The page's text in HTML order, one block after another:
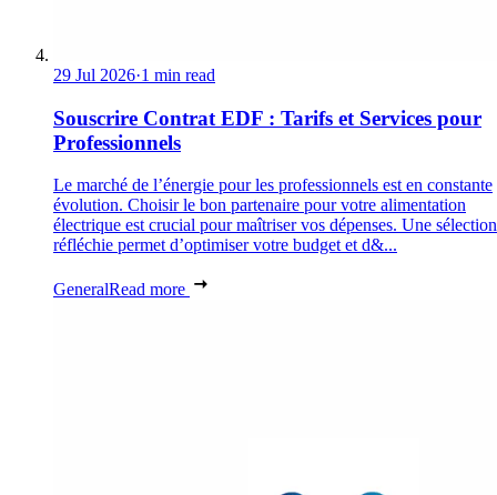
29 Jul 2026·1 min read
Souscrire Contrat EDF : Tarifs et Services pour
Professionnels
Le marché de l’énergie pour les professionnels est en constante
évolution. Choisir le bon partenaire pour votre alimentation
électrique est crucial pour maîtriser vos dépenses. Une sélection
réfléchie permet d’optimiser votre budget et d&...
GeneralRead more